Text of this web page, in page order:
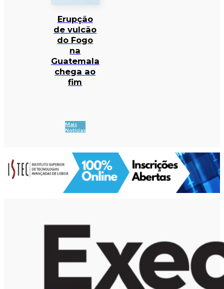
Erupção
de vulcão
do Fogo
na
Guatemala
chega ao
fim
Mais
Notícias